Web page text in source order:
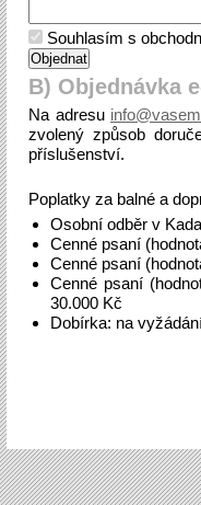
Souhlasím s
B) Objednávka
Na adresu
zvolený způsob
příslušenství.
Poplatky za balné a
Osobní odběr v
Cenné psaní
Cenné psaní
Cenné psaní
30.000 Kč
Dobírka: na